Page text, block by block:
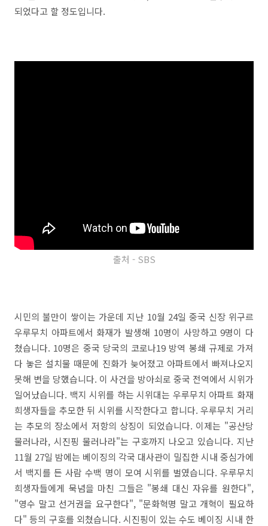
되었다고 할 정도입니다.
출처 - SBS
시민의 불만이 쌓이는 가운데 지난 10월 24일 중국 신장 위구르
우루무치 아파트에서 화재가 발생해 10명이 사망하고 9명이 다
쳤습니다. 10명은 중국 당국의 코로나19 방역 봉쇄 규제로 가져
다 놓은 설치물 때문에 진화가 늦어졌고 아파트에서 빠져나오지
못해 변을 당했습니다. 이 사건을 방아쇠로 중국 전역에서 시위가
일어났습니다. 백지 시위를 하는 시위대는 우루무치 아파트 화재
희생자들을 추모한 뒤 시위를 시작한다고 합니다. 우루무치 거리
는 추모의 장소에서 저항의 상징이 되었습니다. 이제는 "공산당
물러나라, 시진핑 물러나라"는 구호까지 나오고 있습니다. 지난
11월 27일 밤에는 베이징의 각국 대사관이 밀집한 시내 중심가에
서 백지를 든 사람 수백 명이 모여 시위를 벌였습니다. 우루무치
희생자들에게 묵념을 마친 그들은 "봉쇄 대신 자유를 원한다",
"영수 말고 선거권을 요구한다", "문화혁명 말고 개혁이 필요하
다" 등의 구호를 외쳤습니다. 시진핑이 있는 수도 베이징 시내 한